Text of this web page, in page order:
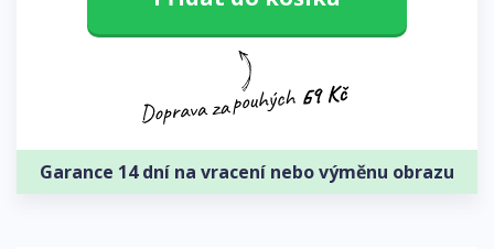
Garance 14 dní na vracení nebo výměnu obrazu